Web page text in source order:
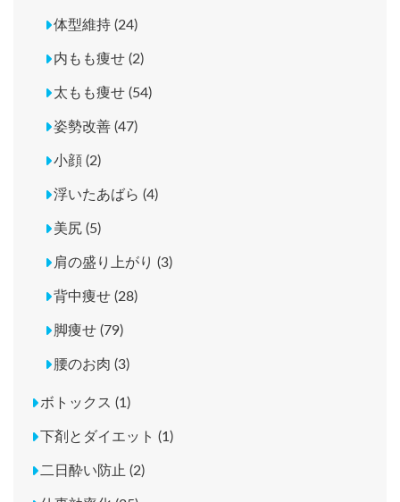
体型維持 (24)
内もも痩せ (2)
太もも痩せ (54)
姿勢改善 (47)
小顔 (2)
浮いたあばら (4)
美尻 (5)
肩の盛り上がり (3)
背中痩せ (28)
脚痩せ (79)
腰のお肉 (3)
ボトックス (1)
下剤とダイエット (1)
二日酔い防止 (2)